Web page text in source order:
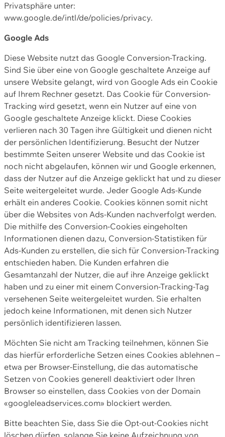
Privatsphäre unter:
www.google.de/intl/de/policies/privacy.
Google Ads
Diese Website nutzt das Google Conversion-Tracking.
Sind Sie über eine von Google geschaltete Anzeige auf
unsere Website gelangt, wird von Google Ads ein Cookie
auf Ihrem Rechner gesetzt. Das Cookie für Conversion-
Tracking wird gesetzt, wenn ein Nutzer auf eine von
Google geschaltete Anzeige klickt. Diese Cookies
verlieren nach 30 Tagen ihre Gültigkeit und dienen nicht
der persönlichen Identifizierung. Besucht der Nutzer
bestimmte Seiten unserer Website und das Cookie ist
noch nicht abgelaufen, können wir und Google erkennen,
dass der Nutzer auf die Anzeige geklickt hat und zu dieser
Seite weitergeleitet wurde. Jeder Google Ads-Kunde
erhält ein anderes Cookie. Cookies können somit nicht
über die Websites von Ads-Kunden nachverfolgt werden.
Die mithilfe des Conversion-Cookies eingeholten
Informationen dienen dazu, Conversion-Statistiken für
Ads-Kunden zu erstellen, die sich für Conversion-Tracking
entschieden haben. Die Kunden erfahren die
Gesamtanzahl der Nutzer, die auf ihre Anzeige geklickt
haben und zu einer mit einem Conversion-Tracking-Tag
versehenen Seite weitergeleitet wurden. Sie erhalten
jedoch keine Informationen, mit denen sich Nutzer
persönlich identifizieren lassen.
Möchten Sie nicht am Tracking teilnehmen, können Sie
das hierfür erforderliche Setzen eines Cookies ablehnen –
etwa per Browser-Einstellung, die das automatische
Setzen von Cookies generell deaktiviert oder Ihren
Browser so einstellen, dass Cookies von der Domain
«googleleadservices.com» blockiert werden.
Bitte beachten Sie, dass Sie die Opt-out-Cookies nicht